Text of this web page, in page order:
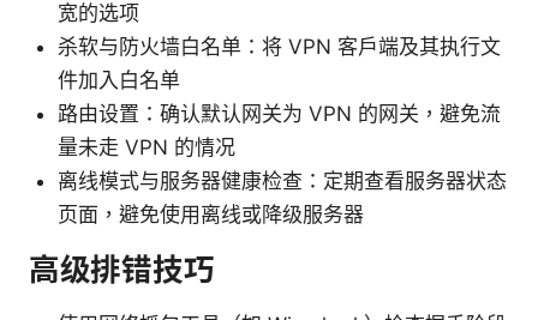
宽的选项
杀软与防火墙白名单：将 VPN 客户端及其执行文
件加入白名单
路由设置：确认默认网关为 VPN 的网关，避免流
量未走 VPN 的情况
离线模式与服务器健康检查：定期查看服务器状态
页面，避免使用离线或降级服务器
高级排错技巧